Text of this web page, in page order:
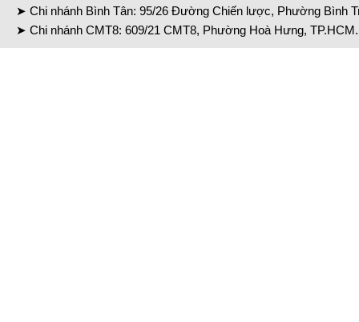
➤ Chi nhánh Bình Tân: 95/26 Đường Chiến lược, Phường Bình
➤ Chi nhánh CMT8: 609/21 CMT8, Phường Hoà Hưng,